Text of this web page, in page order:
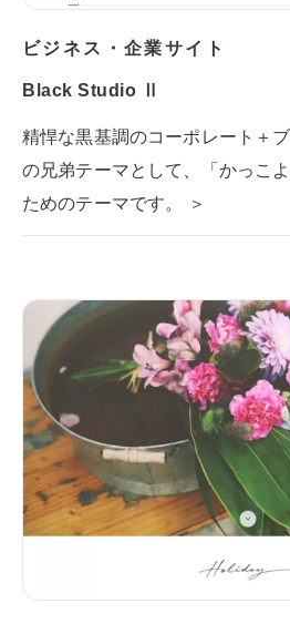
ビジネス・企業サイト
Black Studio Ⅱ
精悍な黒基調のコーポレート＋
の兄弟テーマとして、「かっこ
ためのテーマです。 ＞